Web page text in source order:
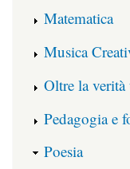
Matematica
Musica
Oltre la
Pedagogia e
Poesia